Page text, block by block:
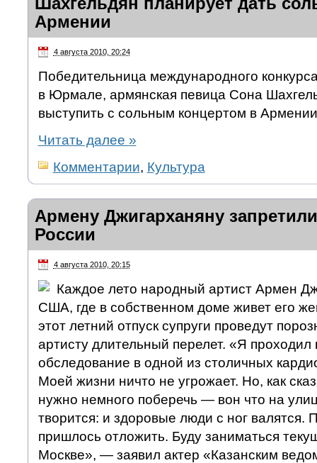
Армении
4 августа 2010, 20:24
Победительница международного
в Юрмале, армянская певица Сона
выступить с сольным концертом в
Читать далее »
Комментарии, Культура
Армену Джигарханяну
России
4 августа 2010, 20:15
Каждое лето народный артист Армен
США, где в собственном доме живет его
этот летний отпуск супруги проведут
артисту длительный перелет. «Я проходил
обследование в одной из столичных
Моей жизни ничто не угрожает. Но, как
нужно немного поберечь — вон что на
творится: и здоровые люди с ног валятся.
пришлось отложить. Буду заниматься
Москве», — заявил актер «Казанским